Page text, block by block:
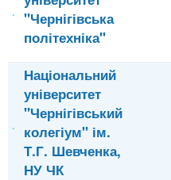
"Чернігівська
політехніка"
Національний
університет
"Чернігівський
колегіум" ім.
Т.Г. Шевченка,
НУ ЧК